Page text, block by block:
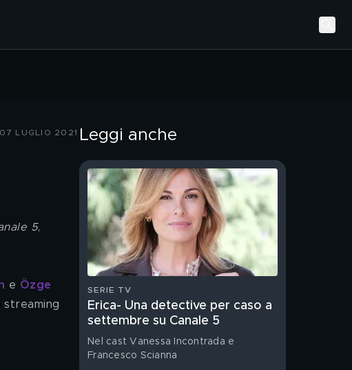
07 LUGLIO 2021
5,
e Özge
Leggi anche
SERIE TV
Erica- Una detective per caso a
settembre su Canale 5
Nel cast Vanessa Incontrada e
Francesco Scianna